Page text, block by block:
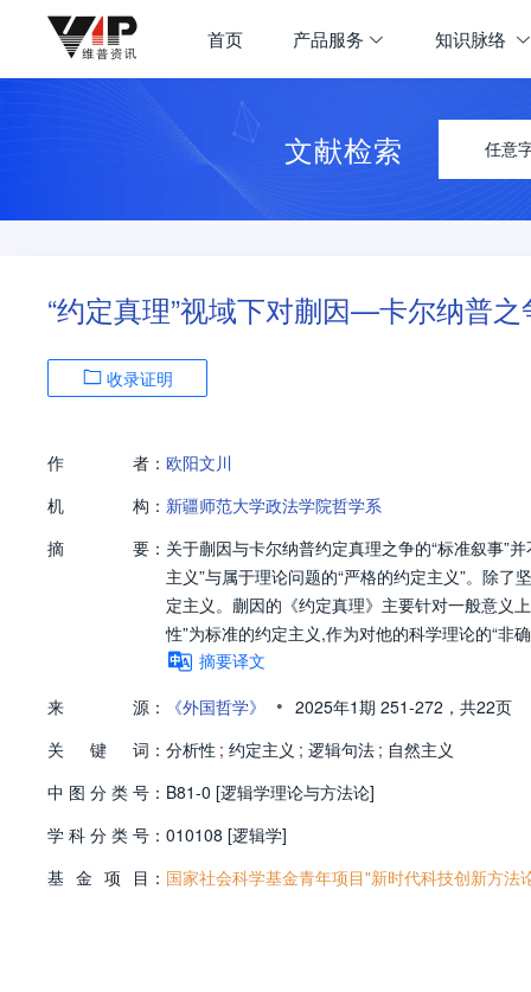
首页 产品服务 知识脉络
文献检索 任意
“约定真理”视域下对蒯因—卡尔纳普
收录证明
作 者： 欧阳文川
机
构： 新疆师范大学政法学院哲学系
摘
要： 关于蒯因与卡尔纳普约定真理之争的“标准叙事”
主义”与属于理论问题的“严格的约定主义”。除
定主义。蒯因的《约定真理》主要针对一般意义
性”为标准的约定主义,作为对他的科学理论的“非
摘要译文
来
源： 《外国哲学》 • 2025年1期 251-272， 共22页
关
键 词： 分析性 ; 约定主义 ; 逻辑句法 ; 自然主义
中 图 分 类 号： B81-0 [逻辑学理论与方法论]
学 科 分 类 号： 010108 [逻辑学]
基 金 项 目： 国家社会科学基金青年项目"新时代科技创新方法